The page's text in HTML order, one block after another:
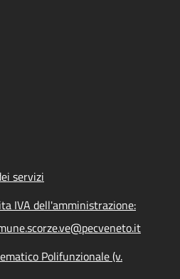
servizi
IVA dell'amministrazione:
Polifunzionale (v.